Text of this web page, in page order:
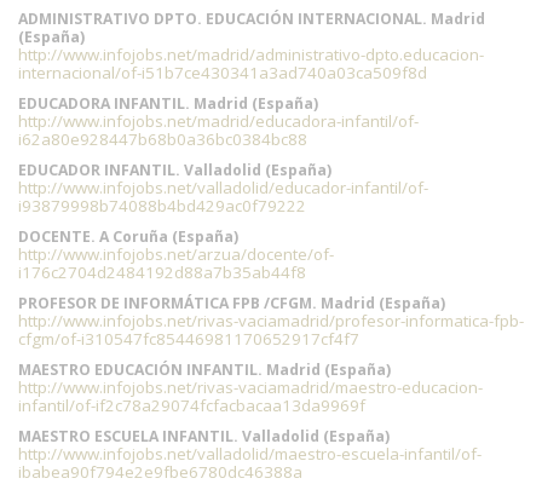
ADMINISTRATIVO DPTO. EDUCACIÓN INTERNACIONAL. Madrid
(España)
http://www.infojobs.net/madrid/administrativo-dpto.educacion-
internacional/of-i51b7ce430341a3ad740a03ca509f8d
EDUCADORA INFANTIL. Madrid (España)
http://www.infojobs.net/madrid/educadora-infantil/of-
i62a80e928447b68b0a36bc0384bc88
EDUCADOR INFANTIL. Valladolid (España)
http://www.infojobs.net/valladolid/educador-infantil/of-
i93879998b74088b4bd429ac0f79222
DOCENTE. A Coruña (España)
http://www.infojobs.net/arzua/docente/of-
i176c2704d2484192d88a7b35ab44f8
PROFESOR DE INFORMÁTICA FPB /CFGM. Madrid (España)
http://www.infojobs.net/rivas-vaciamadrid/profesor-informatica-fpb-
cfgm/of-i310547fc85446981170652917cf4f7
MAESTRO EDUCACIÓN INFANTIL. Madrid (España)
http://www.infojobs.net/rivas-vaciamadrid/maestro-educacion-
infantil/of-if2c78a29074fcfacbacaa13da9969f
MAESTRO ESCUELA INFANTIL. Valladolid (España)
http://www.infojobs.net/valladolid/maestro-escuela-infantil/of-
ibabea90f794e2e9fbe6780dc46388a